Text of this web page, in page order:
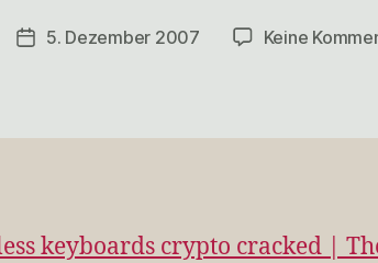
Veröffentlichungsdatum
5. Dezember 2007 Keine
keyboards crypto cracked |